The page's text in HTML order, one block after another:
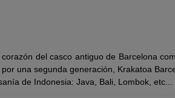
del casco antiguo de Barcelona
una segunda generación, Krakatoa
de Indonesia: Java, Bali, Lombok,